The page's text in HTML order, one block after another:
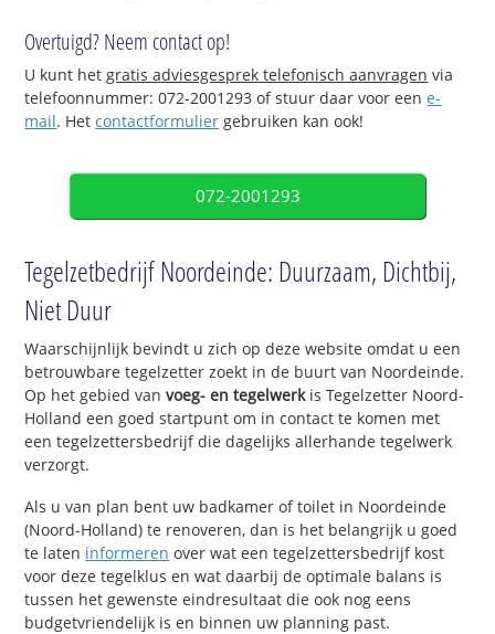
Overtuigd? Neem contact op!
U kunt hetgratis adviesgesprek telefonisch aanvragen via
telefoonnummer: 072-2001293 of stuur daar voor eene-
mail. Hetcontactformulier gebruiken kan ook!
072-2001293
Tegelzetbedrijf Noordeinde: Duurzaam, Dichtbij,
Niet Duur
Waarschijnlijk bevindt u zich op deze website omdat u een
betrouwbare tegelzetter zoekt in de buurt van Noordeinde.
Op het gebied van voeg- en tegelwerkis Tegelzetter Noord-
Holland een goed startpunt om in contact te komen met
een tegelzettersbedrijf die dagelijks allerhande tegelwerk
verzorgt.
Als u van plan bent uw badkamer of toilet in Noordeinde
(Noord-Holland) te renoveren, dan is het belangrijk u goed
te laten informeren over wat een tegelzettersbedrijf kost
voor deze tegelklus en wat daarbij de optimale balans is
tussen het gewenste eindresultaat die ook nog eens
budgetvriendelijk is en binnen uw planning past.